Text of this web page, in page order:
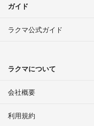
ガイド
ラクマ公式ガイド
ラクマについて
会社概要
利用規約